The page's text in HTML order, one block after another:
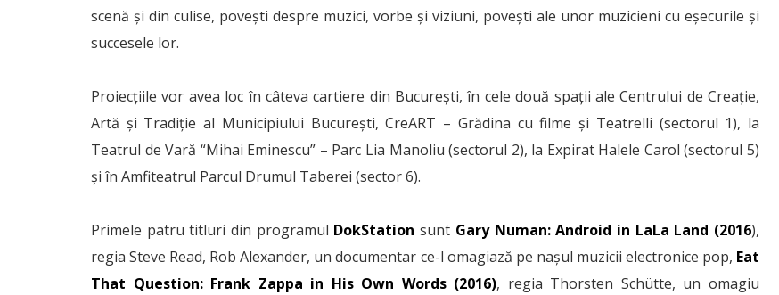
scenă și din culise, povești despre muzici, vorbe și viziuni, povești ale unor muzicieni cu eșecurile și
succesele lor.
Proiecțiile vor avea loc în câteva cartiere din București, în cele două spații ale Centrului de Creație,
Artă și Tradiție al Municipiului București, CreART – Grădina cu filme și Teatrelli (sectorul 1), la
Teatrul de Vară “Mihai Eminescu” – Parc Lia Manoliu (sectorul 2), la Expirat Halele Carol (sectorul 5)
și în Amfiteatrul Parcul Drumul Taberei (sector 6).
Primele patru titluri din programul DokStation sunt Gary Numan: Android in LaLa Land (2016),
regia Steve Read, Rob Alexander, un documentar ce-l omagiază pe nașul muzicii electronice pop, Eat
That Question: Frank Zappa in His Own Words (2016), regia Thorsten Schütte, un omagiu